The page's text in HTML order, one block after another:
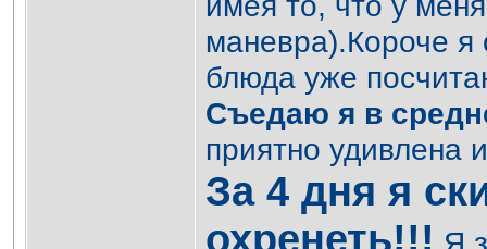
маневра).Короче я
блюда уже
Съедаю я в
приятно удивлена
За 4 дня я
охренеть!!!